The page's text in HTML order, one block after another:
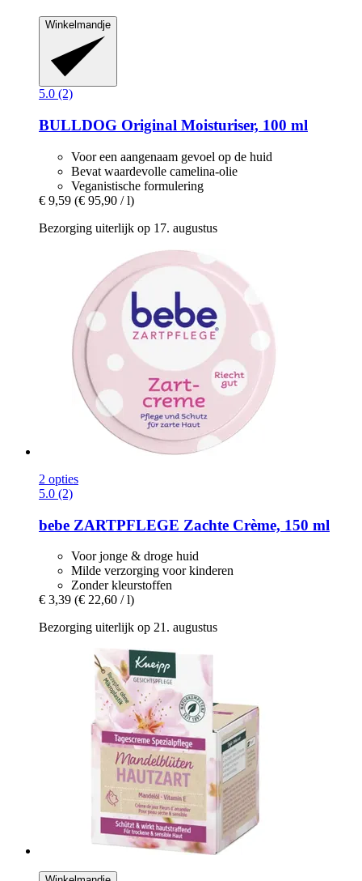
Winkelmandje
5.0 (2)
BULLDOG Original Moisturiser, 100 ml
Voor een aangenaam gevoel op de huid
Bevat waardevolle camelina-olie
Veganistische formulering
€ 9,59 (€ 95,90 / l)
Bezorging uiterlijk op 17. augustus
2 opties
5.0 (2)
bebe ZARTPFLEGE Zachte Crème, 150 ml
Voor jonge & droge huid
Milde verzorging voor kinderen
Zonder kleurstoffen
€ 3,39 (€ 22,60 / l)
Bezorging uiterlijk op 21. augustus